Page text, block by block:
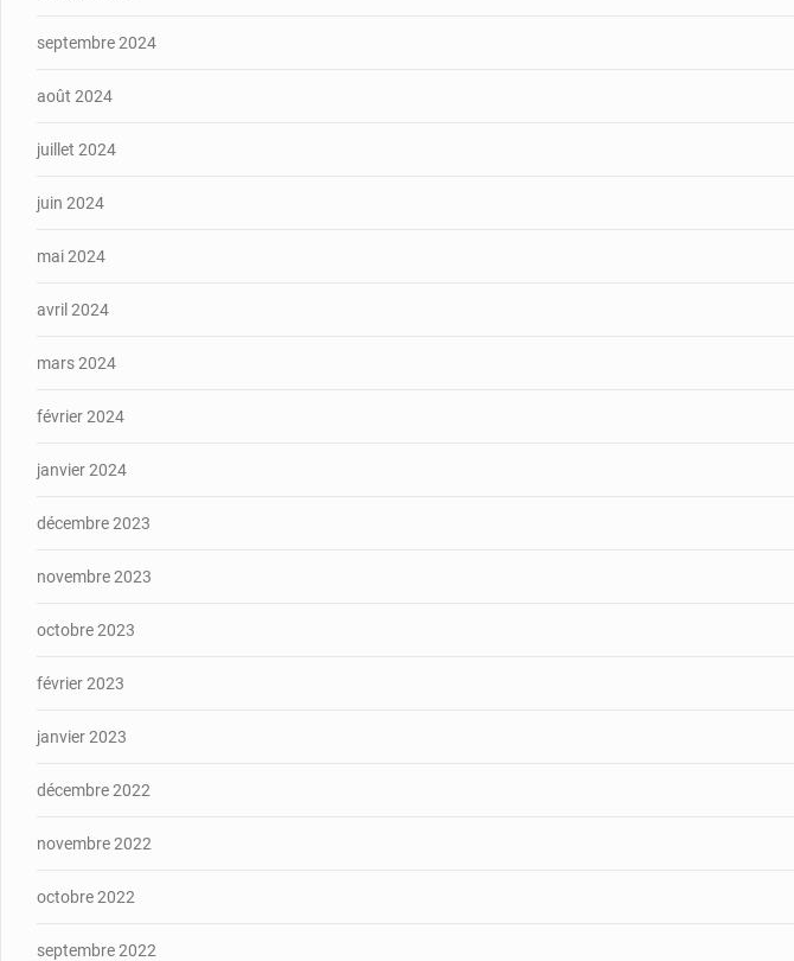
septembre 2024
août 2024
juillet 2024
juin 2024
mai 2024
avril 2024
mars 2024
février 2024
janvier 2024
décembre 2023
novembre 2023
octobre 2023
février 2023
janvier 2023
décembre 2022
novembre 2022
octobre 2022
septembre 2022